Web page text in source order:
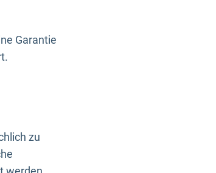
Garantie
zu